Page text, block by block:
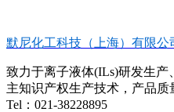
默尼化工科技（上海）有限公
致力于离子液体(ILs)研发生
主知识产权生产技术，产品质
Tel：021-38228895